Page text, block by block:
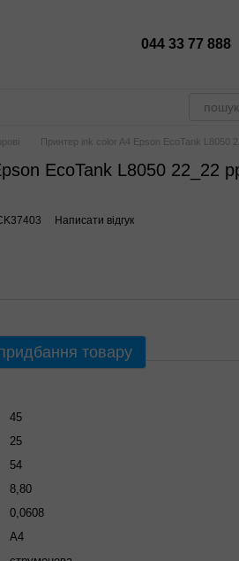
044 33 77 888
Принтер ink color A4 Epson EcoTank L8050
EcoTank L8050 22_22
Написати відгук
товару
45
25
54
8,80
0,0608
A4